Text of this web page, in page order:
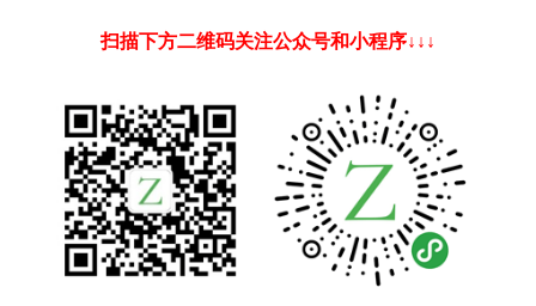
扫描下方二维码关注公众号和小程序↓↓↓